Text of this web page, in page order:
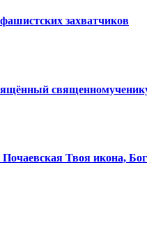
захватчиков
Твоя икона,